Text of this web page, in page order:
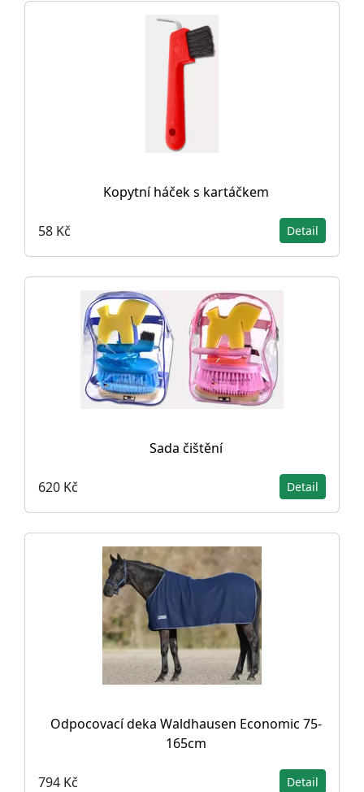
Kopytní háček s kartáčkem
58 Kč Detail
Sada čištění
620 Kč Detail
Odpocovací deka Waldhausen Economic 75-
165cm
794 Kč Detail